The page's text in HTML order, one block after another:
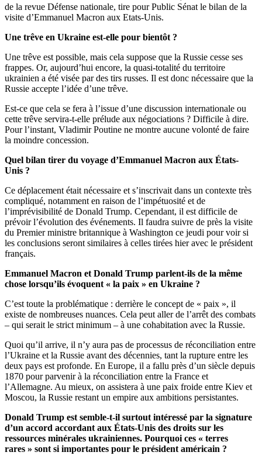
de la revue Défense nationale, tire pour Public Sénat le bilan de la
visite d’Emmanuel Macron aux Etats-Unis.
Une trêve en Ukraine est-elle pour bientôt ?
Une trêve est possible, mais cela suppose que la Russie cesse ses
frappes. Or, aujourd’hui encore, la quasi-totalité du territoire
ukrainien a été visée par des tirs russes. Il est donc nécessaire que la
Russie accepte l’idée d’une trêve.
Est-ce que cela se fera à l’issue d’une discussion internationale ou
cette trêve servira-t-elle prélude aux négociations ? Difficile à dire.
Pour l’instant, Vladimir Poutine ne montre aucune volonté de faire
la moindre concession.
Quel bilan tirer du voyage d’Emmanuel Macron aux États-
Unis ?
Ce déplacement était nécessaire et s’inscrivait dans un contexte très
compliqué, notamment en raison de l’impétuosité et de
l’imprévisibilité de Donald Trump. Cependant, il est difficile de
prévoir l’évolution des événements. Il faudra suivre de près la visite
du Premier ministre britannique à Washington ce jeudi pour voir si
les conclusions seront similaires à celles tirées hier avec le président
français.
Emmanuel Macron et Donald Trump parlent-ils de la même
chose lorsqu’ils évoquent « la paix » en Ukraine ?
C’est toute la problématique : derrière le concept de « paix », il
existe de nombreuses nuances. Cela peut aller de l’arrêt des combats
– qui serait le strict minimum – à une cohabitation avec la Russie.
Quoi qu’il arrive, il n’y aura pas de processus de réconciliation entre
l’Ukraine et la Russie avant des décennies, tant la rupture entre les
deux pays est profonde. En Europe, il a fallu près d’un siècle depuis
1870 pour parvenir à la réconciliation entre la France et
l’Allemagne. Au mieux, on assistera à une paix froide entre Kiev et
Moscou, la Russie restant un empire aux ambitions persistantes.
Donald Trump est semble-t-il surtout intéressé par la signature
d’un accord accordant aux États-Unis des droits sur les
ressources minérales ukrainiennes. Pourquoi ces « terres
rares » sont si importantes pour le président américain ?